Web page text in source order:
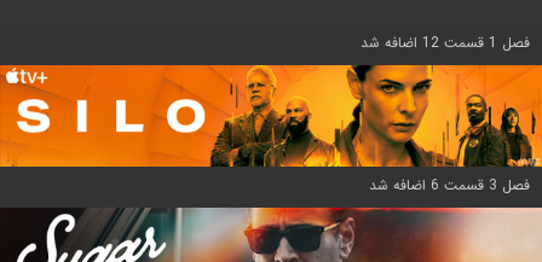
فصل 1 قسمت 12 اضافه شد
فصل 3 قسمت 6 اضافه شد